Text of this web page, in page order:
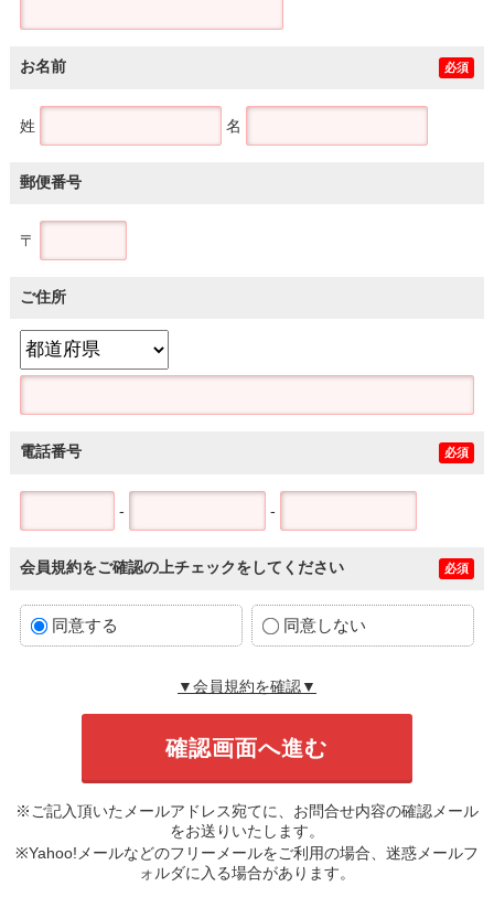
お名前 必須
姓 名
郵便番号
〒
ご住所
電話番号 必須
- -
会員規約をご確認の上チェックをしてください 必須
同意する 同意しない
▼会員規約を確認▼
※ご記入頂いたメールアドレス宛てに、お問合せ内容の確認メール
をお送りいたします。
※Yahoo!メールなどのフリーメールをご利用の場合、迷惑メールフ
ォルダに入る場合があります。